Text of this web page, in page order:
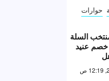
حوارات
السلة
خصم عنيد